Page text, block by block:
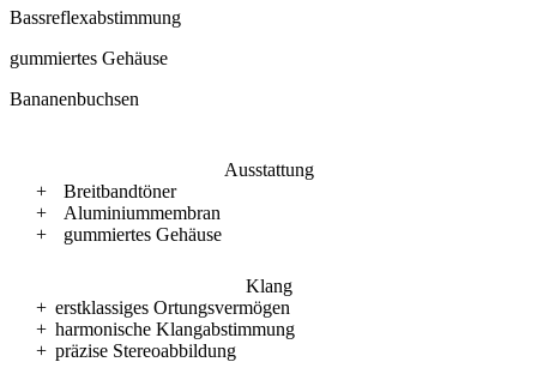
Bassreflexabstimmung
gummiertes Gehäuse
Bananenbuchsen
Ausstattung
+
Breitbandtöner
+
Aluminiummembran
+
gummiertes Gehäuse
Klang
+ erstklassiges Ortungsvermögen
+ harmonische Klangabstimmung
+ präzise Stereoabbildung